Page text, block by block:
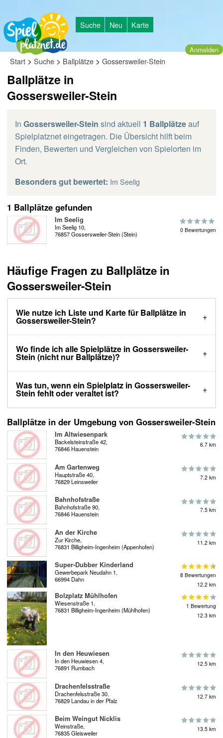
Suche Neu Karte
Anmelden
Start > Suche > Ballplätze > Gossersweiler-Stein
Ballplätze in
Gossersweiler-Stein
In Gossersweiler-Stein sind aktuell 1 Ballplätzeauf
Spielplatznet eingetragen. Die Übersicht hilft beim
Finden, Bewerten und Vergleichen von Spielorten im
Ort.
Besonders gut bewertet: Im Seelig
1 Ballplätze gefunden
Im Seelig
Im Seelig 10,
76857 Gossersweiler-Stein (Stein)
0 Bewertungen
Häufige Fragen zu Ballplätze in
Gossersweiler-Stein
Wie nutze ich Liste und Karte für Ballplätze in
Gossersweiler-Stein?
Wo finde ich alle Spielplätze in Gossersweiler-
Stein (nicht nur Ballplätze)?
Was tun, wenn ein Spielplatz in Gossersweiler-
Stein fehlt oder veraltet ist?
Ballplätze in der Umgebung von Gossersweiler-Stein
Im Altwiesenpark
Backelsteinstraße 42,
76846 Hauenstein
6.7 km
Am Gartenweg
Hauptstraße 40,
76829 Leinsweiler
7.2 km
Bahnhofstraße
Bahnhofstraße 90,
76846 Hauenstein
7.5 km
An der Kirche
Zur Kirche,
76831 Billigheim-Ingenheim (Appenhofen)
11.2 km
Super-Dubber Kinderland
Gewerbepark Neudahn 1,
66994 Dahn
8 Bewertungen
12.2 km
Bolzplatz Mühlhofen
Wiesenstraße 1,
76831 Billigheim-Ingenheim (Mühlhofen)
1 Bewertung
12.3 km
In den Heuwiesen
In den Heuwiesen 4,
76891 Rumbach
12.5 km
Drachenfelsstraße
Drachenfelsstraße 30,
76829 Landau in der Pfalz
12.7 km
Beim Weingut Nicklis
Weinstraße,
76835 Gleisweiler
13.5 km